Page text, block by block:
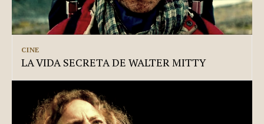
CINE
LA VIDA SECRETA DE WALTER MITTY